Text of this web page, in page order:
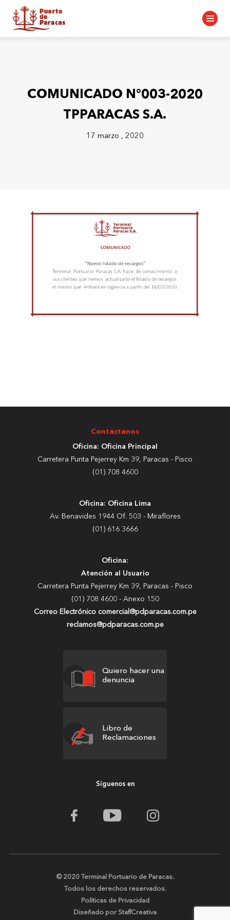
COMUNICADO N°003-2020
TPPARACAS S.A.
17 marzo , 2020
Contáctanos
Oficina: Oficina Principal
Carretera Punta Pejerrey Km 39, Paracas - Pisco
(01) 708 4600
Oficina: Oficina Lima
Av. Benavides 1944 Of. 503 - Miraflores
(01) 616 3666
Oficina:
Atención al Usuario
Carretera Punta Pejerrey Km 39, Paracas - Pisco
(01) 708 4600 - Anexo 150
Correo Electrónico comercial@pdparacas.com.pe
reclamos@pdparacas.com.pe
Quiero hacer una
denuncia
Libro de
Reclamaciones
Síguenos en
© 2020 Terminal Portuario de Paracas.
Todos los derechos reservados.
Políticas de Privacidad
Diseñado por StaffCreativa